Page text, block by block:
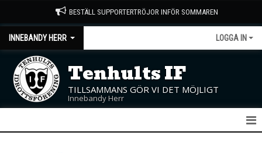
BESTÄLL SUPPORTERTRÖJOR INFÖR SOMMAREN
INNEBANDY HERR LOGGA IN
Tenhults IF
TILLSAMMANS GÖR VI DET MÖJLIGT
Innebandy Herr